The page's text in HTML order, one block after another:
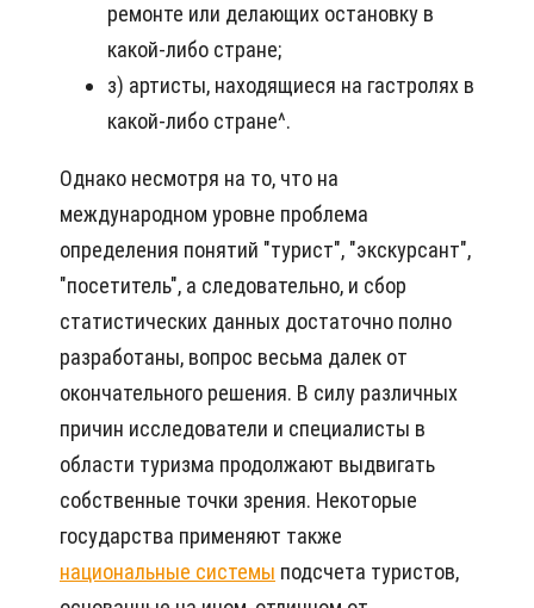
ремонте или делающих остановку в
какой-либо стране;
з) артисты, находящиеся на гастролях в
какой-либо стране^.
Однако несмотря на то, что на
международном уровне проблема
определения понятий "турист", "экскурсант",
"посетитель", а следовательно, и сбор
статистических данных достаточно полно
разработаны, вопрос весьма далек от
окончательного решения. В силу различных
причин исследователи и специалисты в
области туризма продолжают выдвигать
собственные точки зрения. Некоторые
государства применяют также
национальные системы подсчета туристов,